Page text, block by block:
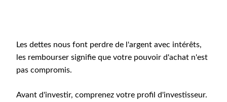
Les dettes nous font perdre de l'argent avec intérêts,
les rembourser signifie que votre pouvoir d'achat n'est
pas compromis.
Avant d'investir, comprenez votre profil d'investisseur.